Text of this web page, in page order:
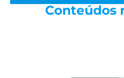
Conteúdos